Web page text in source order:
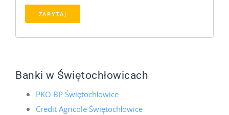
ZAPYTAJ
Banki w Świętochłowicach
PKO BP Świętochłowice
Credit Agricole Świętochłowice